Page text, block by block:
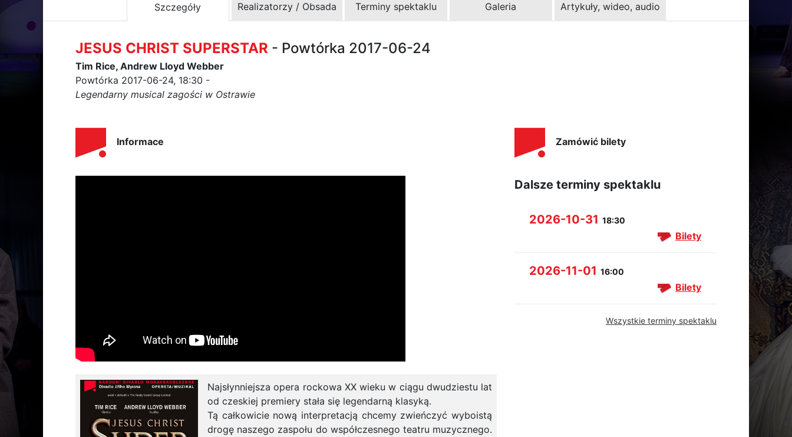
Szczegóły Realizatorzy / Obsada Terminy spektaklu Galeria Artykuły, wideo, audio
JESUS CHRIST SUPERSTAR - Powtórka 2017-06-24
Tim Rice, Andrew Lloyd Webber
Powtórka 2017-06-24, 18:30 -
Legendarny musical zagości w Ostrawie
Informace
Najsłynniejsza opera rockowa XX wieku w ciągu dwudziestu lat
od czeskiej premiery stała się legendarną klasyką.
Tą całkowicie nową interpretacją chcemy zwieńczyć wyboistą
drogę naszego zaspołu do współczesnego teatru muzycznego.
Zamówić bilety
Dalsze terminy spektaklu
2026-10-31 18:30
Bilety
2026-11-01 16:00
Bilety
Wszystkie terminy spektaklu